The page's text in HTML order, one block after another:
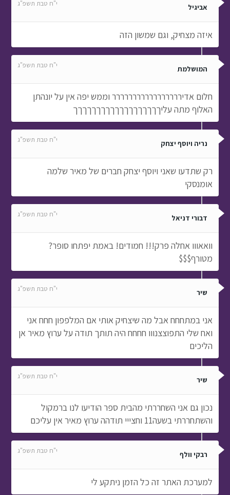
אביגיל י"ח טבת תשפ"ג
איזה מצחיק, וגם שמשון הזה
המושלמת י"ח טבת תשפ"ג
חלום אדיררררררררררררררררר וממש יפה אין על יונהתן
האלוף מתה עליךךךךךךךךךךךךךךךךךךך
נריה ויוסף יצחק י"ח טבת תשפ"ג
רק שתדעו שאני ויוסף יצחק חברים של מאיר שלמה
אומנסקי
דבורי דניאל י"ח טבת תשפ"ג
וואאווו אחלה פרק!!! חמודים! באמת יפתחו סופר?
מטורף$$$
שיר י"ח טבת תשפ"ג
אני במתחחח אבל מה שיצחיק אותי אם המלפפון חחח אני
ואח שלי התפוצצנווו חחחח היה תותך תודה על ערוץ מאיר אן
הליכים
שיר י"ח טבת תשפ"ג
נכון גם אני השחררתי מהבית ספר הודיעו לנו ברמקול
והשתחררתי בשעה11 וחצייי תודהה ערוץ מאיר אין עליכם
רבקי וולף י"ח טבת תשפ"ג
למערכת האתר זה כל הזמן ניתקע לי